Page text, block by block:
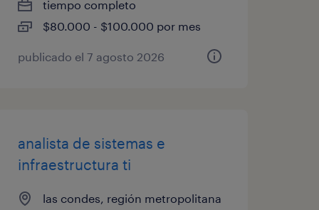
tiempo completo
$80.000 - $100.000 por mes
publicado el 7 agosto 2026
analista de sistemas e
infraestructura ti
las condes, región metropolitana